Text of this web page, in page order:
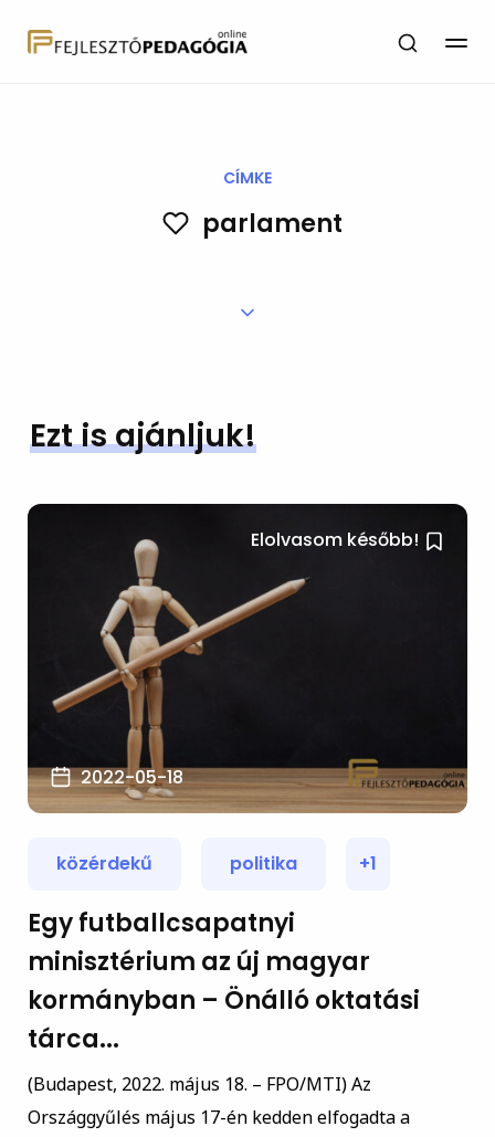
CÍMKE
parlament
Ezt is ajánljuk!
Elolvasom később!
2022-05-18
közérdekű politika +1
Egy futballcsapatnyi
minisztérium az új magyar
kormányban – Önálló oktatási
tárca...
(Budapest, 2022. május 18. – FPO/MTI) Az
Országgyűlés május 17-én kedden elfogadta a